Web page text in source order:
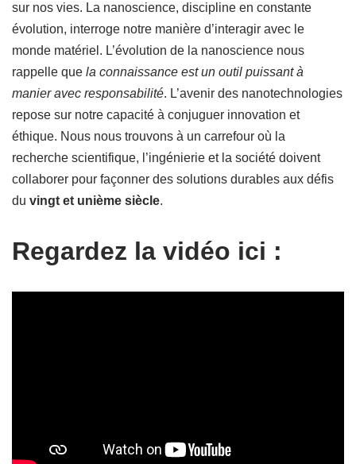
sur nos vies. La nanoscience, discipline en constante
évolution, interroge notre manière d’interagir avec le
monde matériel. L’évolution de la nanoscience nous
rappelle que la connaissance est un outil puissant à
manier avec responsabilité. L’avenir des nanotechnologies
repose sur notre capacité à conjuguer innovation et
éthique. Nous nous trouvons à un carrefour où la
recherche scientifique, l’ingénierie et la société doivent
collaborer pour façonner des solutions durables aux défis
du vingt et unième siècle.
Regardez la vidéo ici :